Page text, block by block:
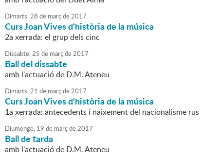
Dimarts,28 de marçde2017
Curs Joan Vives d'història de la música
2a xerrada: el grup dels cinc
Dissabte,25 de marçde2017
Ball del dissabte
amb l'actuació de D.M. Ateneu
Dimarts,21 de marçde2017
Curs Joan Vives d'història de la música
1a xerrada: antecedents i naixement del nacionalisme rus
Diumenge, 19 de marçde2017
Ball de tarda
amb l'actuació de D.M. Ateneu